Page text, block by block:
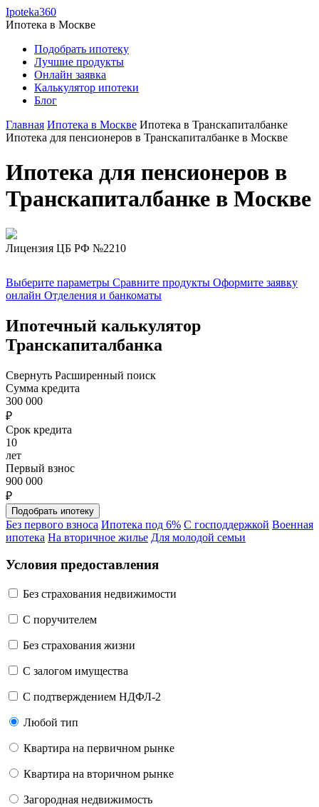
Ipoteka360
Ипотека в Москве
Подобрать ипотеку
Лучшие продукты
Онлайн заявка
Калькулятор ипотеки
Блог
Главная Ипотека в Москве Ипотека в Транскапиталбанке
Ипотека для пенсионеров в Транскапиталбанке в Москве
Ипотека для пенсионеров в
Транскапиталбанке в Москве
Лицензия ЦБ РФ №2210
Выберите параметры Сравните продукты Оформите заявку
онлайн Отделения и банкоматы
Ипотечный калькулятор
Транскапиталбанка
Свернуть Расширенный поиск
Сумма кредита
300 000
₽
Срок кредита
10
лет
Первый взнос
900 000
₽
Без первого взноса Ипотека под 6% С господдержкой Военная
ипотека На вторичное жилье Для молодой семьи
Условия предоставления
Без страхования недвижимости
C поручителем
Без страхования жизни
С залогом имущества
С подтверждением НДФЛ-2
Любой тип
Квартира на первичном рынке
Квартира на вторичном рынке
Загородная недвижимость